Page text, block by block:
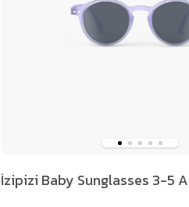
İzipizi Baby Sunglasses 3-5